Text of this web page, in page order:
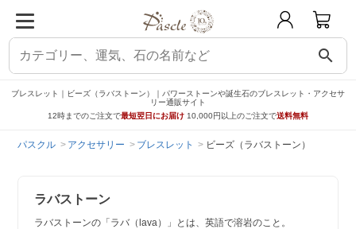
search
ブレスレット｜ビーズ（ラバストーン）｜パワーストーンや誕生石のブレスレット・アクセサ
リー通販サイト
12時までのご注文で最短翌日にお届け 10,000円以上のご注文で送料無料
パスクル アクセサリー ブレスレット ビーズ（ラバストーン）
ラバストーン
ラバストーンの「ラバ（lava）」とは、英語で溶岩のこと。